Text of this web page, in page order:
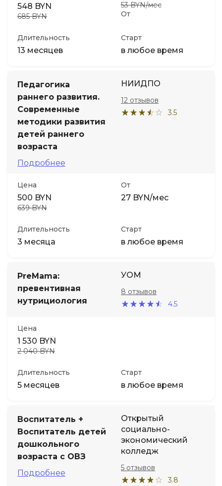
548 BYN
685 BYN От
53 BYN/мес
Длительность
13 месяцев
Старт
в любое время
Педагогика
раннего развития.
Современные
методики развития
детей раннего
возраста
Подробнее
НИИДПО
3.5
12 отзывов
Цена
500 BYN
639 BYN
От
27 BYN/мес
Длительность
3 месяца
Старт
в любое время
PreMama:
превентивная
нутрициология
УОМ
4.5
8 отзывов
Цена
1 530 BYN
2 040 BYN
Длительность
5 месяцев
Старт
в любое время
Воспитатель +
Воспитатель детей
дошкольного
возраста с ОВЗ
Подробнее
Открытый
социально-
экономический
колледж
3.8
5 отзывов